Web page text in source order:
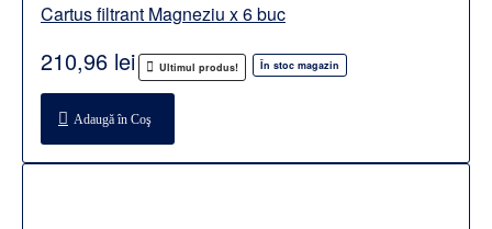
Cartus filtrant Magneziu x 6 buc
Ultimul produs! În stoc magazin
210,96 lei
Adaugă în Coş